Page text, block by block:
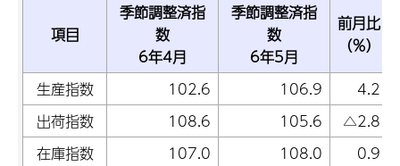
項目
季節調整済指
数
6年4月
季節調整済指
数
6年5月
前月比
（％）
生産指数 102.6 106.9
4.2
出荷指数
108.6 105.6
△2.8
在庫指数
107.0 108.0 0.9